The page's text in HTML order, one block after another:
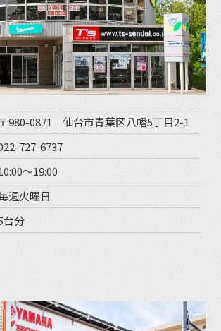
〒980-0871 仙台市青葉区八幡5丁目2-1
727-6737
〜19:00
週火曜日
台分